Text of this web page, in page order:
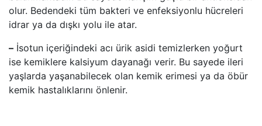
olur. Bedendeki tüm bakteri ve enfeksiyonlu hücreleri
idrar ya da dışkı yolu ile atar.
– İsotun içeriğindeki acı ürik asidi temizlerken yoğurt
ise kemiklere kalsiyum dayanağı verir. Bu sayede ileri
yaşlarda yaşanabilecek olan kemik erimesi ya da öbür
kemik hastalıklarını önlenir.